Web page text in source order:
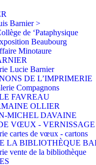
Barnier >
de ‘Pataphysique
Beaubourg
Minotaure
Lucie Barnier
DE L’IMPRIMERIE
Compagnons
FAVREAU
OLLIER
MICHEL DAVAINE
VŒUX - VERNISSAGE
cartes de vœux - cartons
LA BIBLIOTHÈQUE
vente de la bibliothèque